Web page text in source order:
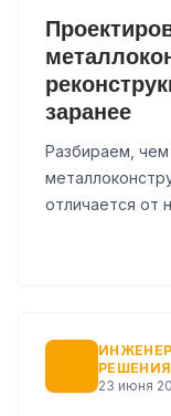
заранее
Разбираем,
отличается от
РЕШЕНИЯ
23 июня